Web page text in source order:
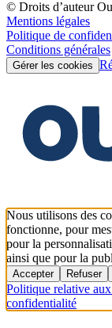
© Droits d’auteur
Mentions légales
Politique de
Conditions générales
Gérer les cookies
Nous utilisons des
fonctionne, pour
pour la
ainsi que pour la
Accepter Refuser
Politique relative
confidentialité